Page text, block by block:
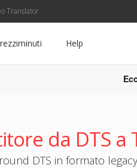
Translator
Help
da DTS a
DTS in formato